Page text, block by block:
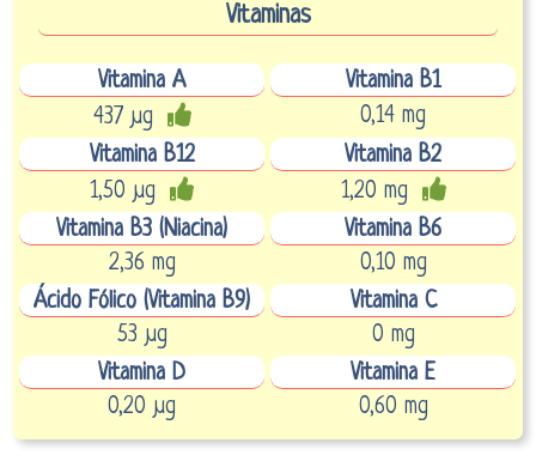
Vitaminas
Vitamina A
Vitamina B1
437 µg
0,14 mg
Vitamina B12
Vitamina B2
1,50 µg
1,20 mg
Vitamina B3 (Niacina)
Vitamina B6
2,36 mg
0,10 mg
Ácido Fólico (Vitamina B9)
Vitamina C
53 µg
0 mg
Vitamina D
Vitamina E
0,20 µg
0,60 mg